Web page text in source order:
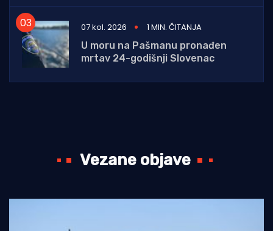
07 kol. 2026
1 MIN. ČITANJA
U moru na Pašmanu pronađen
mrtav 24-godišnji Slovenac
Vezane objave